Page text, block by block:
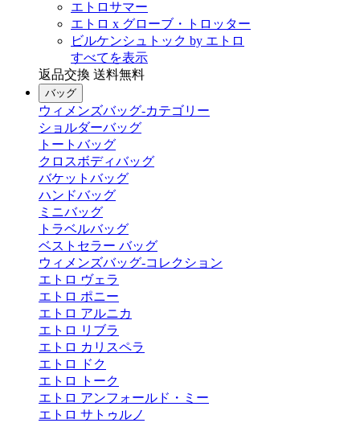
エトロサマー
エトロ x グローブ・トロッター
ビルケンシュトック by エトロ
すべてを表示
返品交換 送料無料
バッグ
ウィメンズバッグ-カテゴリー
ショルダーバッグ
トートバッグ
クロスボディバッグ
バケットバッグ
ハンドバッグ
ミニバッグ
トラベルバッグ
ベストセラー バッグ
ウィメンズバッグ-コレクション
エトロ ヴェラ
エトロ ポニー
エトロ アルニカ
エトロ リブラ
エトロ カリスペラ
エトロ ドク
エトロ トーク
エトロ アンフォールド・ミー
エトロ サトゥルノ